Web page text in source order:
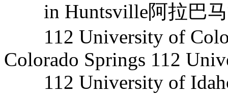
in Huntsville阿拉巴马
112 University of
Colorado Springs 112
112 University of